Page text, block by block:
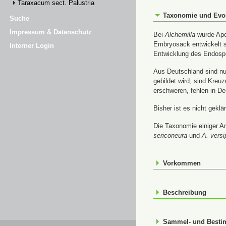
Taraxacum sect. Palustria
Suche
Impressum & Datenschutz
Interner Login
Taxonomie und
BeiAlchemilla wurde
Embryosack entwickelt
Entwicklung des
Aus Deutschland sind
gebildet wird, sind
erschweren, fehlen in
Bisher ist es nicht
Die Taxonomie einiger
sericoneura undA.
Vorkommen
Beschreibung
Sammel- und